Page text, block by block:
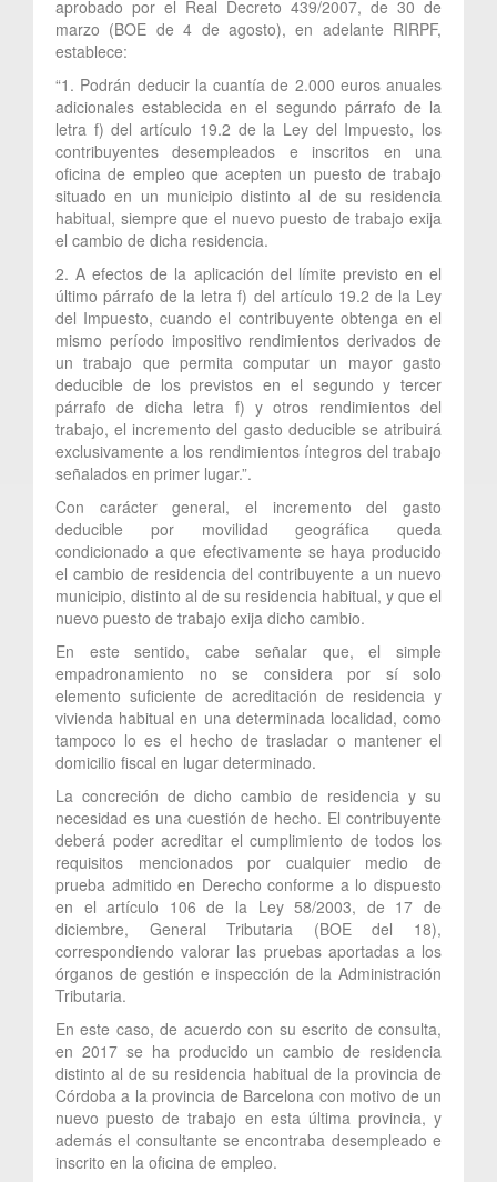
aprobado por el Real Decreto 439/2007, de 30 de
marzo (BOE de 4 de agosto), en adelante RIRPF,
establece:
“1. Podrán deducir la cuantía de 2.000 euros anuales
adicionales establecida en el segundo párrafo de la
letra f) del artículo 19.2 de la Ley del Impuesto, los
contribuyentes desempleados e inscritos en una
oficina de empleo que acepten un puesto de trabajo
situado en un municipio distinto al de su residencia
habitual, siempre que el nuevo puesto de trabajo exija
el cambio de dicha residencia.
2. A efectos de la aplicación del límite previsto en el
último párrafo de la letra f) del artículo 19.2 de la Ley
del Impuesto, cuando el contribuyente obtenga en el
mismo período impositivo rendimientos derivados de
un trabajo que permita computar un mayor gasto
deducible de los previstos en el segundo y tercer
párrafo de dicha letra f) y otros rendimientos del
trabajo, el incremento del gasto deducible se atribuirá
exclusivamente a los rendimientos íntegros del trabajo
señalados en primer lugar.”.
Con carácter general, el incremento del gasto
deducible por movilidad geográfica queda
condicionado a que efectivamente se haya producido
el cambio de residencia del contribuyente a un nuevo
municipio, distinto al de su residencia habitual, y que el
nuevo puesto de trabajo exija dicho cambio.
En este sentido, cabe señalar que, el simple
empadronamiento no se considera por sí solo
elemento suficiente de acreditación de residencia y
vivienda habitual en una determinada localidad, como
tampoco lo es el hecho de trasladar o mantener el
domicilio fiscal en lugar determinado.
La concreción de dicho cambio de residencia y su
necesidad es una cuestión de hecho. El contribuyente
deberá poder acreditar el cumplimiento de todos los
requisitos mencionados por cualquier medio de
prueba admitido en Derecho conforme a lo dispuesto
en el artículo 106 de la Ley 58/2003, de 17 de
diciembre, General Tributaria (BOE del 18),
correspondiendo valorar las pruebas aportadas a los
órganos de gestión e inspección de la Administración
Tributaria.
En este caso, de acuerdo con su escrito de consulta,
en 2017 se ha producido un cambio de residencia
distinto al de su residencia habitual de la provincia de
Córdoba a la provincia de Barcelona con motivo de un
nuevo puesto de trabajo en esta última provincia, y
además el consultante se encontraba desempleado e
inscrito en la oficina de empleo.